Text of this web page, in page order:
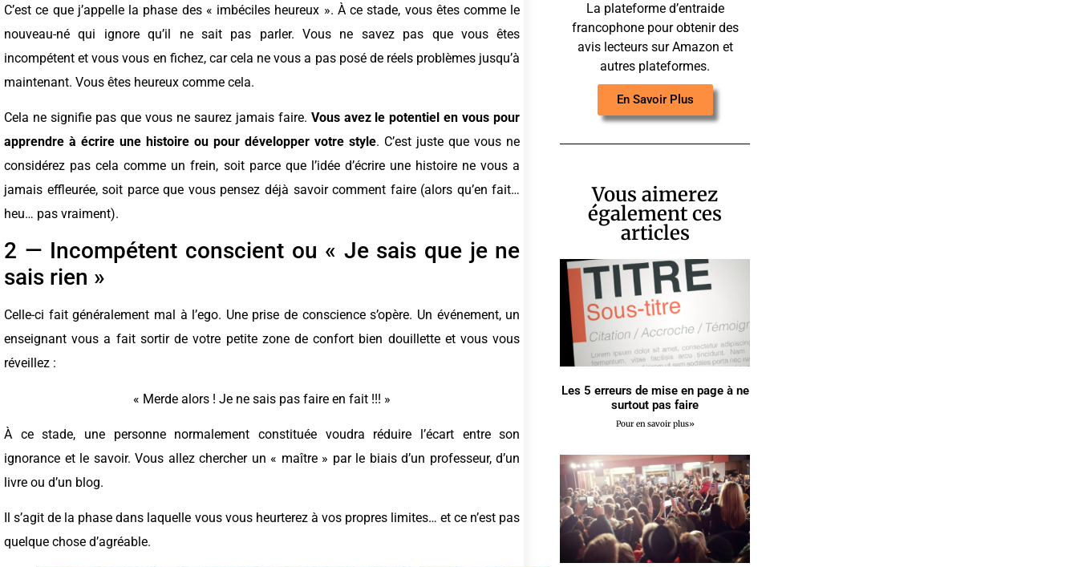
C’est ce que j’appelle la phase des « imbéciles heureux ». À ce stade, vous êtes comme le
nouveau-né qui ignore qu’il ne sait pas parler. Vous ne savez pas que vous êtes
incompétent et vous vous en fichez, car cela ne vous a pas posé de réels problèmes jusqu’à
maintenant. Vous êtes heureux comme cela.
Cela ne signifie pas que vous ne saurez jamais faire. Vous avez le potentiel en vous pour
apprendre à écrire une histoire ou pour développer votre style. C’est juste que vous ne
considérez pas cela comme un frein, soit parce que l’idée d’écrire une histoire ne vous a
jamais effleurée, soit parce que vous pensez déjà savoir comment faire (alors qu’en fait…
heu… pas vraiment).
2 — Incompétent conscient ou « Je sais que je ne
sais rien »
Celle-ci fait généralement mal à l’ego. Une prise de conscience s’opère. Un événement, un
enseignant vous a fait sortir de votre petite zone de confort bien douillette et vous vous
réveillez :
« Merde alors ! Je ne sais pas faire en fait !!! »
À ce stade, une personne normalement constituée voudra réduire l’écart entre son
ignorance et le savoir. Vous allez chercher un « maître » par le biais d’un professeur, d’un
livre ou d’un blog.
Il s’agit de la phase dans laquelle vous vous heurterez à vos propres limites… et ce n’est pas
quelque chose d’agréable.
La plateforme d’entraide
francophone pour obtenir des
avis lecteurs sur Amazon et
autres plateformes.
En Savoir Plus
Vous aimerez
également ces
articles
Les 5 erreurs de mise en page à ne
surtout pas faire
Pour en savoir plus»